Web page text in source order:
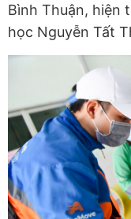
Bình Thuận, hiện
học Nguyễn Tất